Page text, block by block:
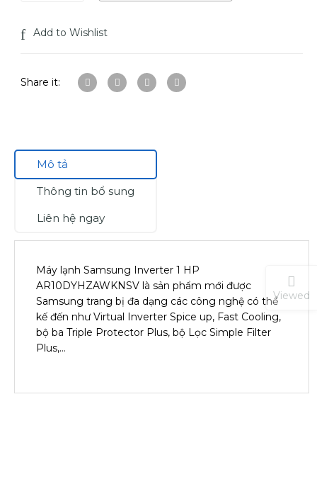
Add to Wishlist
Share it:
Mô tả
Thông tin bổ sung
Liên hệ ngay
Máy lạnh Samsung Inverter 1 HP
AR10DYHZAWKNSV là sản phẩm mới được
Samsung trang bị đa dạng các công nghệ có thể
kế đến như Virtual Inverter Spice up, Fast Cooling,
bộ ba Triple Protector Plus, bộ Lọc Simple Filter
Plus,…
Viewed